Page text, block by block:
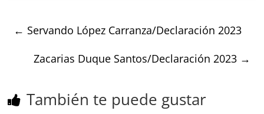
← Servando López Carranza/Declaración 2023
Zacarias Duque Santos/Declaración 2023 →
También te puede gustar